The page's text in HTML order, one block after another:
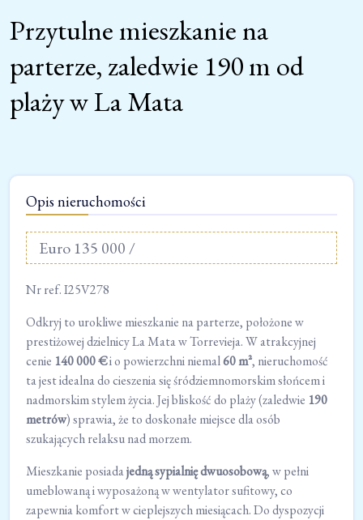
Przytulne mieszkanie na
parterze, zaledwie 190 m od
plaży w La Mata
Opis nieruchomości
Euro 135 000 /
Nr ref. I25V278
Odkryj to urokliwe mieszkanie na parterze, położone w
prestiżowej dzielnicy La Mata w Torrevieja. W atrakcyjnej
cenie 140 000 €i o powierzchni niemal60 m², nieruchomość
ta jest idealna do cieszenia się śródziemnomorskim słońcem i
nadmorskim stylem życia. Jej bliskość do plaży (zaledwie 190
metrów) sprawia, że to doskonałe miejsce dla osób
szukających relaksu nad morzem.
Mieszkanie posiadajedną sypialnię dwuosobową, w pełni
umeblowaną i wyposażoną w wentylator sufitowy, co
zapewnia komfort w cieplejszych miesiącach. Do dyspozycji